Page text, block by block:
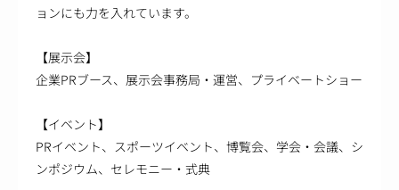
ョンにも力を入れています。
【展示会】
企業PRブース、展示会事務局・運営、プライベートショー
【イベント】
PRイベント、スポーツイベント、博覧会、学会・会議、シ
ンポジウム、セレモニー・式典